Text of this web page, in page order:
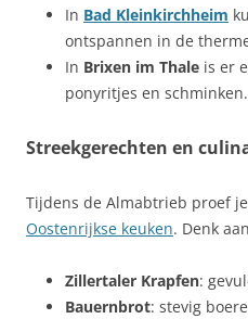
In Bad Kleinkirchheim
ontspannen in de
In Brixen im Thale is er
ponyritjes en schminken.
Streekgerechten en
Tijdens de Almabtrieb proef
Oostenrijkse keuken. Denk
Zillertaler Krapfen:
Bauernbrot: stevig